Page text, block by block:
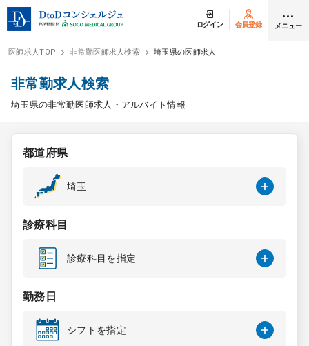
ログイン 会員登録 メニュー
ログイン
医師求人
常勤検索
スポット検索
DtoDの転職・
コンサルタント
医師求人TOP 非常勤医師求人検索 埼玉県の医師求人
非常勤求人検索
埼玉県の非常勤医師求人・アルバイト情報
都道府県
埼玉
診療科目
診療科目を指定
勤務日
シフトを指定